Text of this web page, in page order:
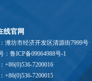
线官网
潍坊市经济开发区清源街7999号
：鲁ICP备09064988号-1
+86(0)536-7200016
+86(0)536-7200015